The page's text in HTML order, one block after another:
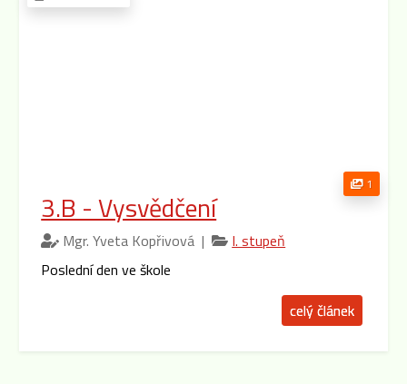
1
3.B - Vysvědčení
Mgr. Yveta Kopřivová |
I. stupeň
Poslední den ve škole
celý článek